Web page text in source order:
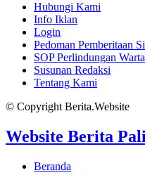
Hubungi Kami
Info Iklan
Login
Pedoman Pemberitaan
SOP Perlindungan
Susunan Redaksi
Tentang Kami
© Copyright Berita.Website
Website Berita
Beranda